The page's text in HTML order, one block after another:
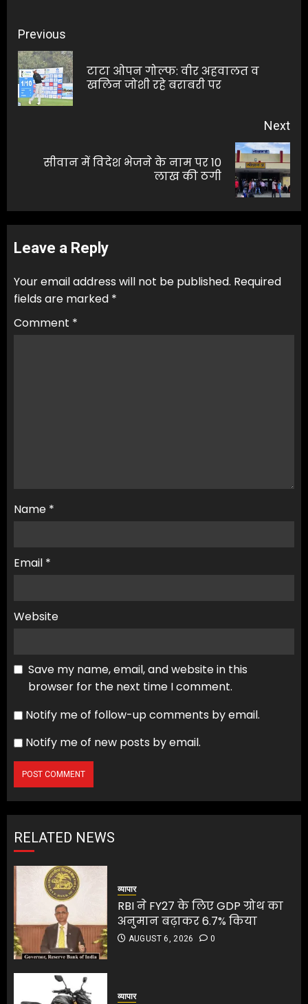
Post
navigation
Previous
टाटा ओपन गोल्फ: वीर अहवालत व
खलिन जोशी रहे बराबरी पर
Next
सीवान में विदेश भेजने के नाम पर 10
लाख की ठगी
Leave a Reply
Your email address will not be published. Required
fields are marked *
Comment *
Name *
Email *
Website
Save my name, email, and website in this
browser for the next time I comment.
Notify me of follow-up comments by email.
Notify me of new posts by email.
RELATED NEWS
व्यापार
RBI ने FY27 के लिए GDP ग्रोथ का
अनुमान बढ़ाकर 6.7% किया
AUGUST 6, 2026 0
व्यापार